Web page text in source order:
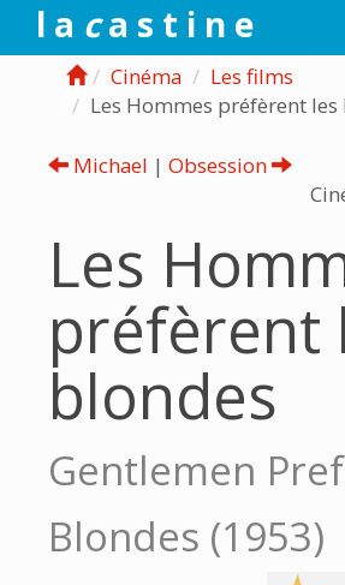
l a ca s t i n e
Cinéma
Les films
Les Hommes préfèrent les
Michael | Obsession
Les
préfèrent
blondes
Gentlemen
Blondes (1953)